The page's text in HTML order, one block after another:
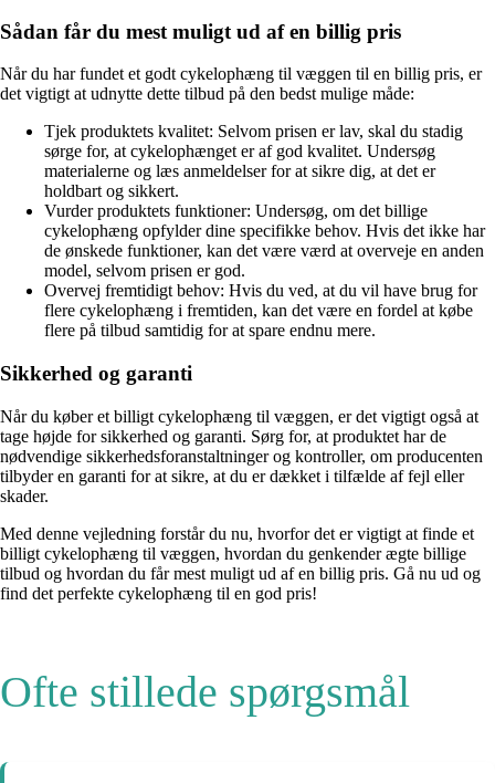
Sådan får du mest muligt ud af en billig pris
Når du har fundet et godt cykelophæng til væggen til en billig pris, er
det vigtigt at udnytte dette tilbud på den bedst mulige måde:
Tjek produktets kvalitet: Selvom prisen er lav, skal du stadig
sørge for, at cykelophænget er af god kvalitet. Undersøg
materialerne og læs anmeldelser for at sikre dig, at det er
holdbart og sikkert.
Vurder produktets funktioner: Undersøg, om det billige
cykelophæng opfylder dine specifikke behov. Hvis det ikke har
de ønskede funktioner, kan det være værd at overveje en anden
model, selvom prisen er god.
Overvej fremtidigt behov: Hvis du ved, at du vil have brug for
flere cykelophæng i fremtiden, kan det være en fordel at købe
flere på tilbud samtidig for at spare endnu mere.
Sikkerhed og garanti
Når du køber et billigt cykelophæng til væggen, er det vigtigt også at
tage højde for sikkerhed og garanti. Sørg for, at produktet har de
nødvendige sikkerhedsforanstaltninger og kontroller, om producenten
tilbyder en garanti for at sikre, at du er dækket i tilfælde af fejl eller
skader.
Med denne vejledning forstår du nu, hvorfor det er vigtigt at finde et
billigt cykelophæng til væggen, hvordan du genkender ægte billige
tilbud og hvordan du får mest muligt ud af en billig pris. Gå nu ud og
find det perfekte cykelophæng til en god pris!
Ofte stillede spørgsmål